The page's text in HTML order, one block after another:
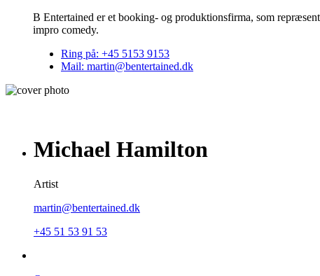
B Entertained er et booking- og produktionsfirma, som
impro comedy.
Ring på: +45 5153 9153
Mail: martin@bentertained.dk
Michael Hamilton
Artist
martin@bentertained.dk
+45 51 53 91 53